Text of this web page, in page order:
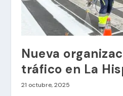
Nueva
tráfico en La
21 octubre, 2025